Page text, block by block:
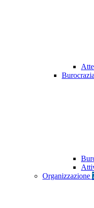
Organizzazione